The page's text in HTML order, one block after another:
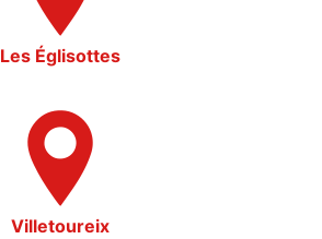
Les Églisottes
Villetoureix